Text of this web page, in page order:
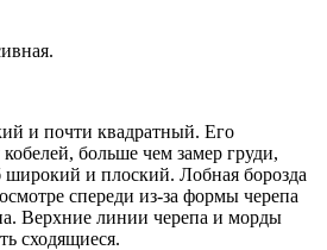
и почти квадратный. Его
больше чем замер груди,
и плоский. Лобная борозда
спереди из-за формы черепа
Верхние линии черепа и морды
сходящиеся.